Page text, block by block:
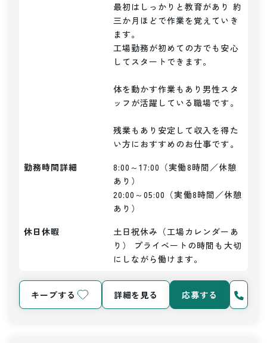
最初はしっかりと教育があり 約
三か月ほどで作業を覚えていき
ます。
工場勤務が初めての方でも安心
してスタートできます。
体を動かす作業もあり男性スタ
ッフが活躍している職場です。
残業もあり安定して収入を得た
い方におすすめのお仕事です。
勤務時間詳細
8:00～17:00（実働8時間／休憩
あり）
20:00～05:00（実働8時間／休憩
あり）
休日休暇
土日祝休み（工場カレンダーあ
り） プライベートの時間も大切
にしながら働けます。
キープする 詳細を見る 応募する